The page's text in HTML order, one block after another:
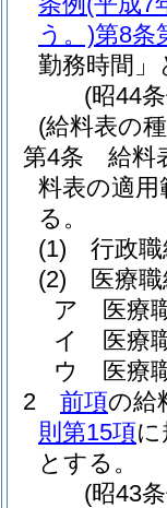
う。)第8条
勤務時間」
(昭44
(給料表の
第4条
給料
料表の適
る。
(1)
行政
(2)
医療
ア
医療
イ
医療
ウ
医療
2
前項の給
則第15項
とする。
(昭43